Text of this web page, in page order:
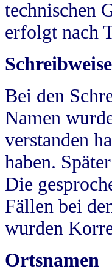
technischen
erfolgt nach
Bei den
Namen
verstanden
haben.
Die
Fällen bei
wurden
Ortsnamen